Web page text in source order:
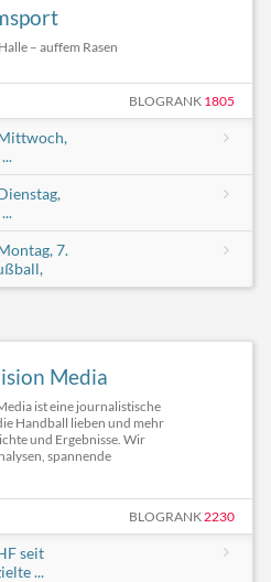
– auffem Rasen
BLOGRANK 1805
7.
Media
ist eine journalistische
Handball lieben und mehr
und Ergebnisse. Wir
spannende
BLOGRANK 2230
seit
...